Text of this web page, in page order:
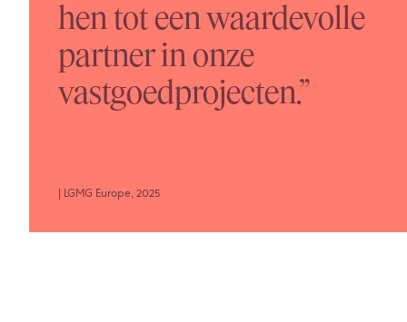
hen tot een waardevolle
partner in onze
vastgoedprojecten.”
| LGMG Europe, 2025